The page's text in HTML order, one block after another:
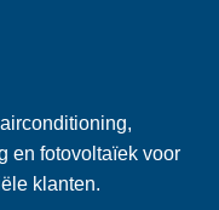
en fotovoltaïek voor
klanten.